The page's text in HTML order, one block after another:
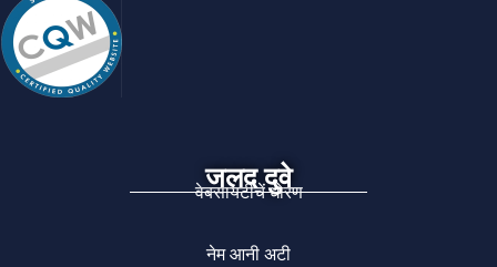
जलद दुवे
वेबसायटीचें धोरण
नेम आनी अटी